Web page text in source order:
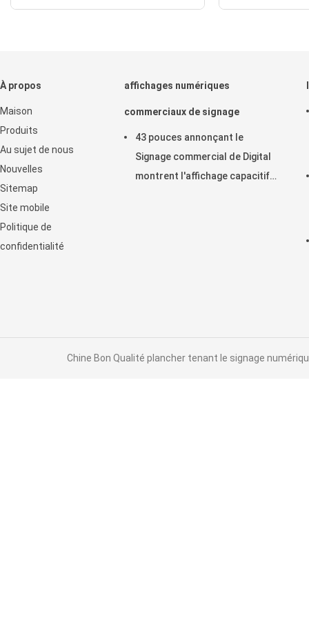
À propos
Maison
Produits
Au sujet de nous
Nouvelles
Sitemap
Site mobile
Politique de
confidentialité
affichages numériques
commerciaux de signage
43 pouces annonçant le
Signage commercial de Digital
montrent l'affichage capacitif
Chine Bon Qualité plancher tenant le signage